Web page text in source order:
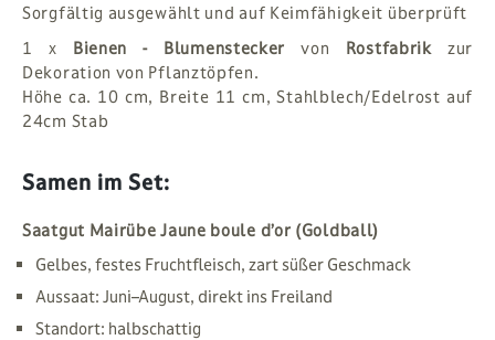
Sorgfältig ausgewählt und auf Keimfähigkeit überprüft
1 x Bienen - Blumenstecker von Rostfabrikzur
Dekoration von Pflanztöpfen.
Höhe ca. 10 cm, Breite 11 cm, Stahlblech/Edelrost auf
24cm Stab
Samen im Set:
Saatgut Mairübe Jaune boule d’or (Goldball)
Gelbes, festes Fruchtfleisch, zart süßer Geschmack
Aussaat: Juni–August, direkt ins Freiland
Standort: halbschattig